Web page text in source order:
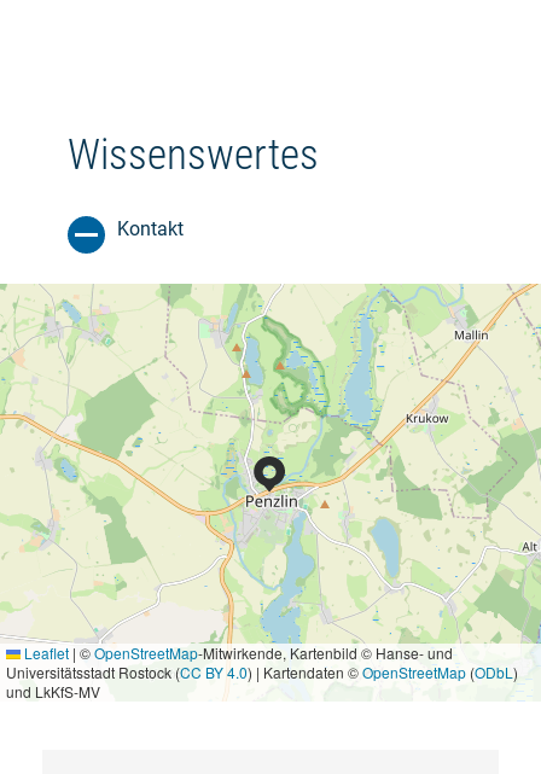
Wissenswertes
Kontakt
Leaflet | ©OpenStreetMap-Mitwirkende, Kartenbild © Hanse- und
Universitätsstadt Rostock (CC BY 4.0) | Kartendaten ©OpenStreetMap (ODbL )
und LkKfS-MV